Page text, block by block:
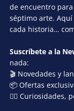
de encuentro
séptimo arte.
cada historia…
Suscríbete a la
nada:
🎬 Novedades y
📦 Ofertas
🕵️‍♂️ Curiosidades,